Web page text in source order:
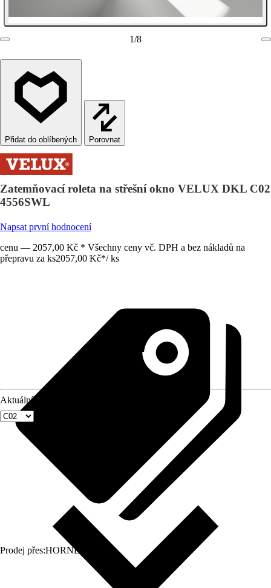
1/8
Porovnat
Zatemňovací roleta na střešní okno VELUX DKL C02
4556SWL
Napsat první hodnocení
cenu — 2057,00 Kč * Všechny ceny vč. DPH a bez nákladů na
přepravu za ks2057,00 Kč*/ ks
Prodej přes:HORNBACH
Aktuální velikost okna